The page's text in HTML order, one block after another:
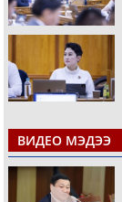
ВИДЕО МЭДЭЭ